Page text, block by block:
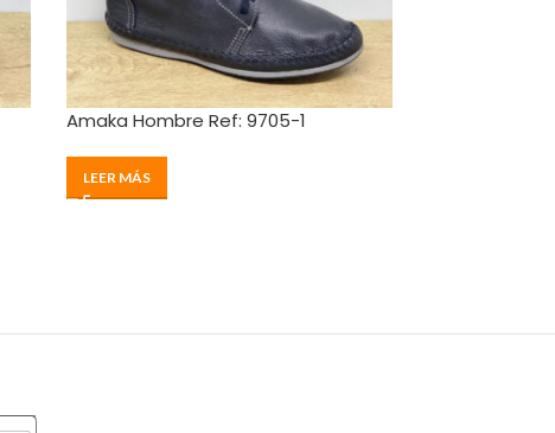
Amaka Hombre Ref: 9705-1
LEER MÁS